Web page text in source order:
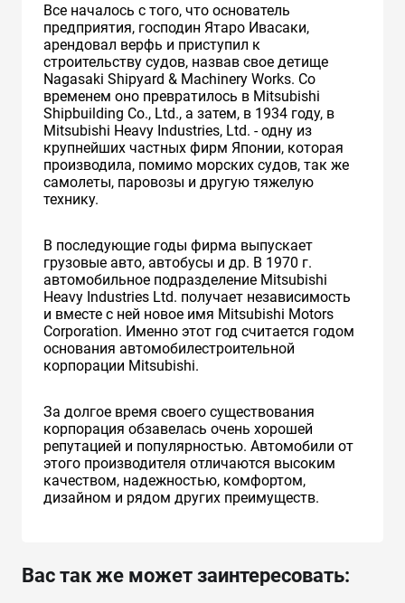
Все началось с того, что основатель
предприятия, господин Ятаро Ивасаки,
арендовал верфь и приступил к
строительству судов, назвав свое детище
Nagasaki Shipyard & Machinery Works. Со
временем оно превратилось в Mitsubishi
Shipbuilding Co., Ltd., а затем, в 1934 году, в
Mitsubishi Heavy Industries, Ltd. - одну из
крупнейших частных фирм Японии, которая
производила, помимо морских судов, так же
самолеты, паровозы и другую тяжелую
технику.
В последующие годы фирма выпускает
грузовые авто, автобусы и др. В 1970 г.
автомобильное подразделение Mitsubishi
Heavy Industries Ltd. получает независимость
и вместе с ней новое имя Mitsubishi Motors
Corporation. Именно этот год считается годом
основания автомобилестроительной
корпорации Mitsubishi.
За долгое время своего существования
корпорация обзавелась очень хорошей
репутацией и популярностью. Автомобили от
этого производителя отличаются высоким
качеством, надежностью, комфортом,
дизайном и рядом других преимуществ.
Вас так же может заинтересовать: